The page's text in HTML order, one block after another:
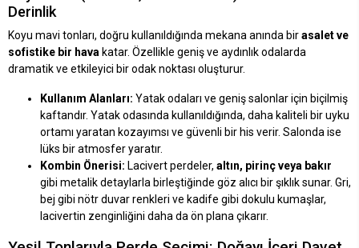
Derinlik
Koyu mavi tonları, doğru kullanıldığında mekana anında birasalet ve
sofistike bir hava katar. Özellikle geniş ve aydınlık odalarda
dramatik ve etkileyici bir odak noktası oluşturur.
Kullanım Alanları: Yatak odaları ve geniş salonlar için biçilmiş
kaftandır. Yatak odasında kullanıldığında, daha kaliteli bir uyku
ortamı yaratan kozayımsı ve güvenli bir his verir. Salonda ise
lüks bir atmosfer yaratır.
Kombin Önerisi: Lacivert perdeler, altın, pirinç veya bakır
gibi metalik detaylarla birleştiğinde göz alıcı bir şıklık sunar. Gri,
bej gibi nötr duvar renkleri ve kadife gibi dokulu kumaşlar,
lacivertin zenginliğini daha da ön plana çıkarır.